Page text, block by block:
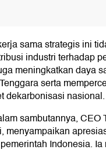
sama strategis ini
industri terhadap
meningkatkan daya
serta
dekarbonisasi nasional.
sambutannya, CEO
menyampaikan
Indonesia.